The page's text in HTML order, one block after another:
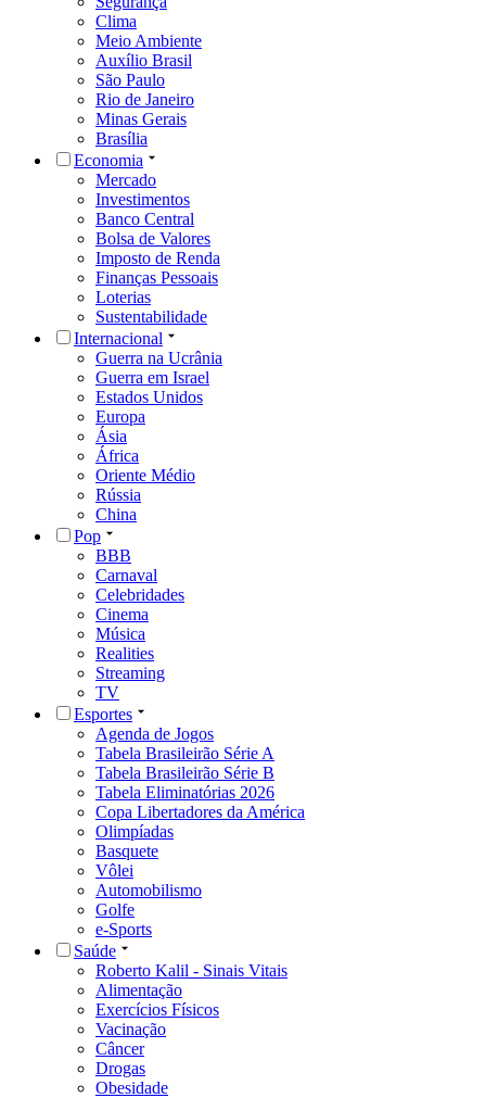
Clima
Meio Ambiente
Auxílio Brasil
São Paulo
Rio de Janeiro
Minas Gerais
Brasília
Economia
Mercado
Investimentos
Banco Central
Bolsa de Valores
Imposto de Renda
Finanças Pessoais
Loterias
Sustentabilidade
Internacional
Guerra na Ucrânia
Guerra em Israel
Estados Unidos
Europa
Ásia
África
Oriente Médio
Rússia
China
Pop
BBB
Carnaval
Celebridades
Cinema
Música
Realities
Streaming
TV
Esportes
Agenda de Jogos
Tabela Brasileirão Série A
Tabela Brasileirão Série B
Tabela Eliminatórias 2026
Copa Libertadores da América
Olimpíadas
Basquete
Vôlei
Automobilismo
Golfe
e-Sports
Saúde
Roberto Kalil - Sinais Vitais
Alimentação
Exercícios Físicos
Vacinação
Câncer
Drogas
Obesidade